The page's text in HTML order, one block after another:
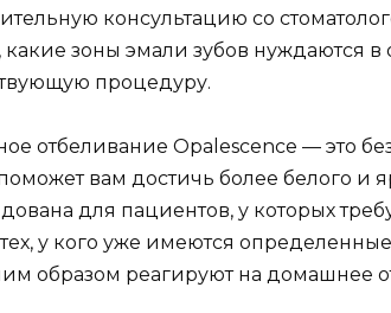
консультацию со
какие зоны эмали зубов нуждаются в
процедуру.
отбеливание Opalescence — это
вам достичь более белого и
для пациентов, у которых
у кого уже имеются
образом реагируют на домашнее